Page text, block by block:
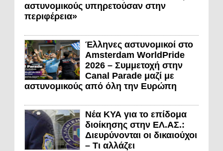
αστυνομικούς υπηρετούσαν στην
περιφέρεια»
Έλληνες αστυνομικοί στο
Amsterdam WorldPride
2026 – Συμμετοχή στην
Canal Parade μαζί με
αστυνομικούς από όλη την Ευρώπη
Νέα ΚΥΑ για το επίδομα
διοίκησης στην ΕΛ.ΑΣ.:
Διευρύνονται οι δικαιούχοι
– Τι αλλάζει